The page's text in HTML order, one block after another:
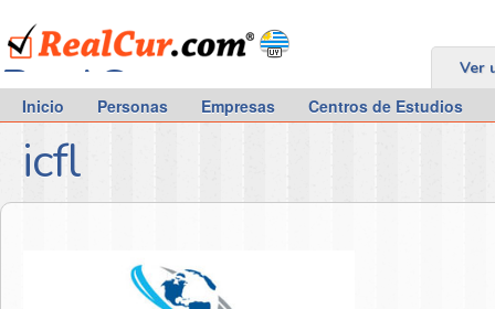
RealCur.com Ver
Inicio Personas Empresas Centros de Estudios
icfl